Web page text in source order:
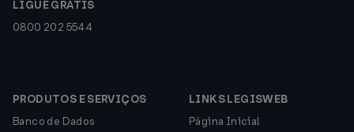
LIGUE GRÁTIS
0800 202 5544
PRODUTOS E SERVIÇOS
Banco de Dados
LINKS LEGISWEB
Página Inicial